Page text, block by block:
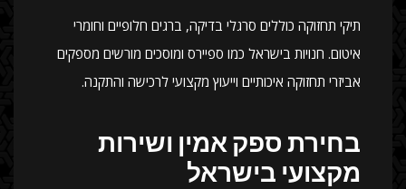
תיקי תחזוקה כוללים סרגלי בדיקה, ברגים חלופיים וחומרי
איטום. חנויות בישראל כמו ספיירס ומוסכים מורשים מספקים
אביזרי תחזוקה איכותיים וייעוץ מקצועי לרכישה והתקנה.
בחירת ספק אמין ושירות
מקצועי בישראל